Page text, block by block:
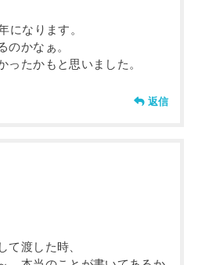
になります。
のかなぁ。
ったかもと思いました。
返信
て渡した時、